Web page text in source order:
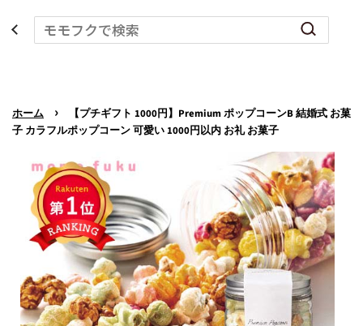
ホーム ›
【プチギフト 1000円】Premium ポップコーンB 結婚式 お菓
子 カラフルポップコーン 可愛い 1000円以内 お礼 お菓子